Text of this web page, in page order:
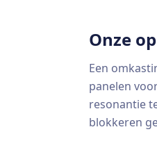
Onze
Een
panelen
resonantie
blokkeren